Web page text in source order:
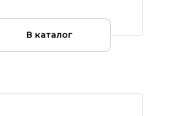
В каталог